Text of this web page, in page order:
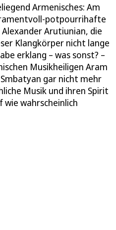
Armenisches: Am
potpourrihafte
Arutiunian, die
Klangkörper nicht lange
erklang – was sonst? –
Musikheiligen Aram
gar nicht mehr
Musik und ihren Spirit
wie wahrscheinlich